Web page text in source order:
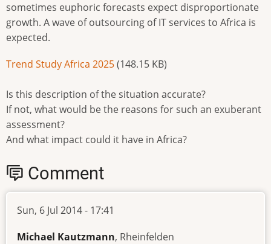
sometimes euphoric forecasts expect disproportionate
growth. A wave of outsourcing of IT services to Africa is
expected.
Document
Trend Study Africa 2025(148.15 KB)
Is this description of the situation accurate?
If not, what would be the reasons for such an exuberant
assessment?
And what impact could it have in Africa?
Comment
Sun, 6 Jul 2014 - 17:41
Michael Kautzmann, Rheinfelden